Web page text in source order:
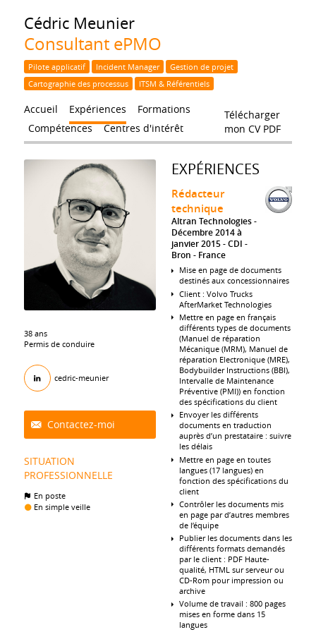
Cédric Meunier
Consultant ePMO
Pilote applicatif Incident Manager
Gestion de projet
Cartographie des processus
ITSM & Référentiels
Accueil Expériences
Formations
Compétences
Centres d'intérêt
Télécharger
mon CV PDF
38 ans
Permis de conduire
cedric-meunier
Contactez-moi
SITUATION
PROFESSIONNELLE
En poste
En simple veille
EXPÉRIENCES
Rédacteur
technique
Altran Technologies
Décembre 2014 à
janvier 2015 CDI
Bron
France
Mise en page de documents
destinés aux concessionnaires
Client : Volvo Trucks
AfterMarket Technologies
Mettre en page en français
différents types de documents
(Manuel de réparation
Mécanique (MRM), Manuel de
réparation Electronique (MRE),
Bodybuilder Instructions (BBI),
Intervalle de Maintenance
Préventive (PMI)) en fonction
des spécifications du client
Envoyer les différents
documents en traduction
auprès d’un prestataire : suivre
les délais
Mettre en page en toutes
langues (17 langues) en
fonction des spécifications du
client
Contrôler les documents mis
en page par d’autres membres
de l’équipe
Publier les documents dans les
différents formats demandés
par le client : PDF Haute-
qualité, HTML sur serveur ou
CD-Rom pour impression ou
archive
Volume de travail : 800 pages
mises en forme dans 15
langues